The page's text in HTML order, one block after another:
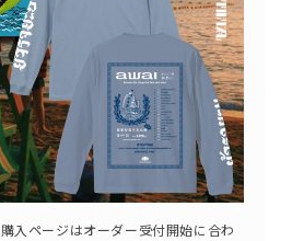
入ページはオーダー受付開始に合わ